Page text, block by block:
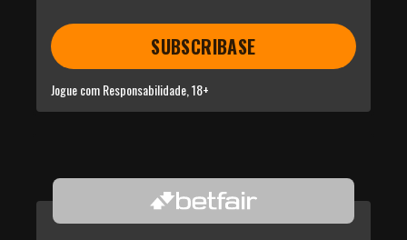
SUBSCRIBASE
Jogue com Responsabilidade, 18+